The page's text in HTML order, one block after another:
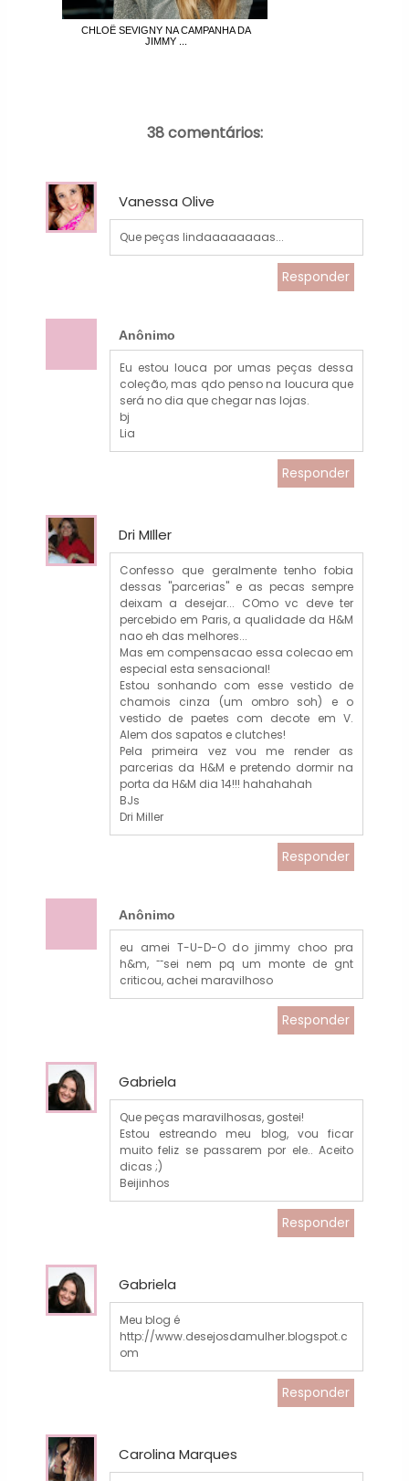
CHLOË SEVIGNY NA CAMPANHA DA
JIMMY ...
38 comentários:
Vanessa Olive
Que peças lindaaaaaaaas...
Responder
Anônimo
Eu estou louca por umas peças dessa
coleção, mas qdo penso na loucura que
será no dia que chegar nas lojas.
bj
Lia
Responder
Dri MIller
Confesso que geralmente tenho fobia
dessas "parcerias" e as pecas sempre
deixam a desejar... COmo vc deve ter
percebido em Paris, a qualidade da H&M
nao eh das melhores...
Mas em compensacao essa colecao em
especial esta sensacional!
Estou sonhando com esse vestido de
chamois cinza (um ombro soh) e o
vestido de paetes com decote em V.
Alem dos sapatos e clutches!
Pela primeira vez vou me render as
parcerias da H&M e pretendo dormir na
porta da H&M dia 14!!! hahahahah
BJs
Dri Miller
Responder
Anônimo
eu amei T-U-D-O do jimmy choo pra
h&m, ˜˜sei nem pq um monte de gnt
criticou, achei maravilhoso
Responder
Gabriela
Que peças maravilhosas, gostei!
Estou estreando meu blog, vou ficar
muito feliz se passarem por ele.. Aceito
dicas ;)
Beijinhos
Responder
Gabriela
Meu blog é
http://www.desejosdamulher.blogspot.c
om
Responder
Carolina Marques